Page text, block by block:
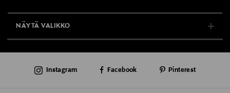
NÄYTÄ VALIKKO
AJANKOHTAISTA
Instagram Facebook Pinterest